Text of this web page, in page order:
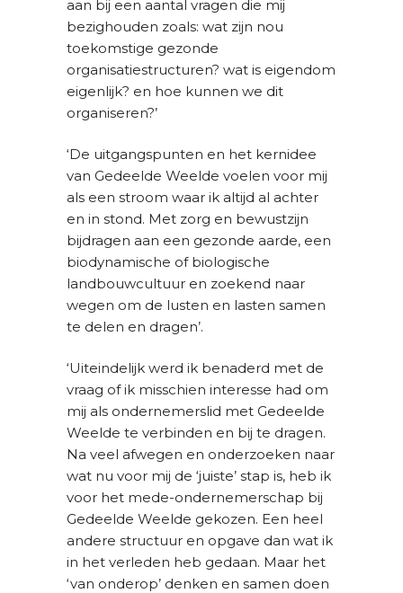
aan bij een aantal vragen die mij
bezighouden zoals: wat zijn nou
toekomstige gezonde
organisatiestructuren? wat is eigendom
eigenlijk? en hoe kunnen we dit
organiseren?’
‘De uitgangspunten en het kernidee
van Gedeelde Weelde voelen voor mij
als een stroom waar ik altijd al achter
en in stond. Met zorg en bewustzijn
bijdragen aan een gezonde aarde, een
biodynamische of biologische
landbouwcultuur en zoekend naar
wegen om de lusten en lasten samen
te delen en dragen’.
‘Uiteindelijk werd ik benaderd met de
vraag of ik misschien interesse had om
mij als ondernemerslid met Gedeelde
Weelde te verbinden en bij te dragen.
Na veel afwegen en onderzoeken naar
wat nu voor mij de ‘juiste’ stap is, heb ik
voor het mede-ondernemerschap bij
Gedeelde Weelde gekozen. Een heel
andere structuur en opgave dan wat ik
in het verleden heb gedaan. Maar het
‘van onderop’ denken en samen doen